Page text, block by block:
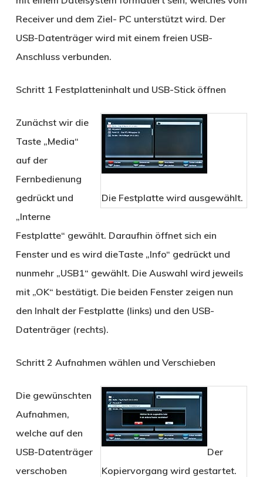
Receiver und dem Ziel- PC unterstützt wird. Der
USB-Datenträger wird mit einem freien USB-
Anschluss verbunden.
Schritt 1 Festplatteninhalt und USB-Stick öffnen
Die Festplatte wird ausgewählt.
Zunächst wir die
Taste „Media“
auf der
Fernbedienung
gedrückt und
„Interne
Festplatte“ gewählt. Daraufhin öffnet sich ein
Fenster und es wird dieTaste „Info“ gedrückt und
nunmehr „USB1“ gewählt. Die Auswahl wird jeweils
mit „OK“ bestätigt. Die beiden Fenster zeigen nun
den Inhalt der Festplatte (links) und den USB-
Datenträger (rechts).
Schritt 2 Aufnahmen wählen und Verschieben
Der
Kopiervorgang wird gestartet.
Die gewünschten
Aufnahmen,
welche auf den
USB-Datenträger
verschoben